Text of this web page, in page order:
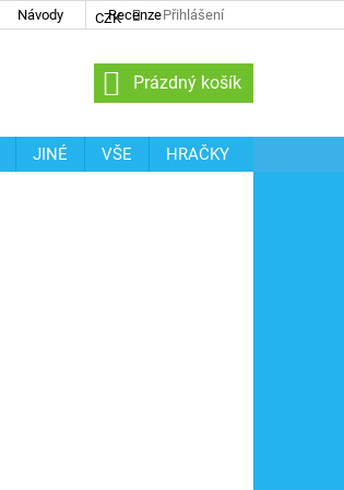
Návody Recenze
CZK Přihlášení
NÁKUPNÍ
KOŠÍK
Prázdný košík
JINÉ VŠE
HRAČKY